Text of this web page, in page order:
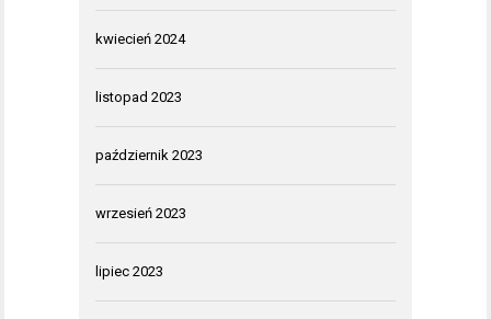
kwiecień 2024
listopad 2023
październik 2023
wrzesień 2023
lipiec 2023